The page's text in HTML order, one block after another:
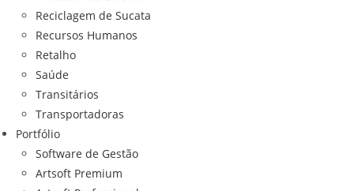
Reciclagem de Sucata
Recursos Humanos
Retalho
Saúde
Transitários
Transportadoras
Portfólio
Software de Gestão
Artsoft Premium